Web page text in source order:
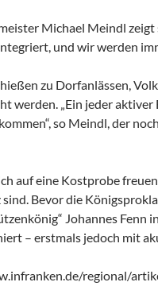
Michael Meindl
und wir werden
zu Dorfanlässen,
werden. „Ein jeder
so Meindl, der
auf eine Kostprobe
Bevor die
Johannes
– erstmals jedoch mit
regional/